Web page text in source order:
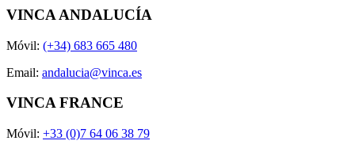
VINCA ANDALUCÍA
Móvil: (+34) 683 665 480
Email: andalucia@vinca.es
VINCA FRANCE
Móvil: +33 (0)7 64 06 38 79